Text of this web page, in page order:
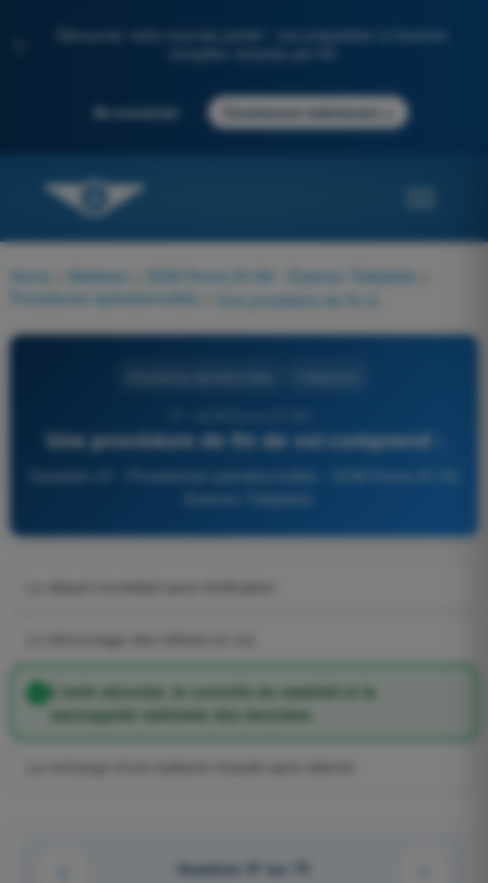
Découvrez notre nouveau portail : une préparation à l'examen
Se connecter Commencer maintenant
Home Matières QCM Drone A1/A3 - Examen Télépilote
Procédures opérationnelles
Une procédure de fin de vol comprend :
L'arrêt sécurisé, le contrôle du matériel et la
sauvegarde maîtrisée des données.
Question 47 sur 75